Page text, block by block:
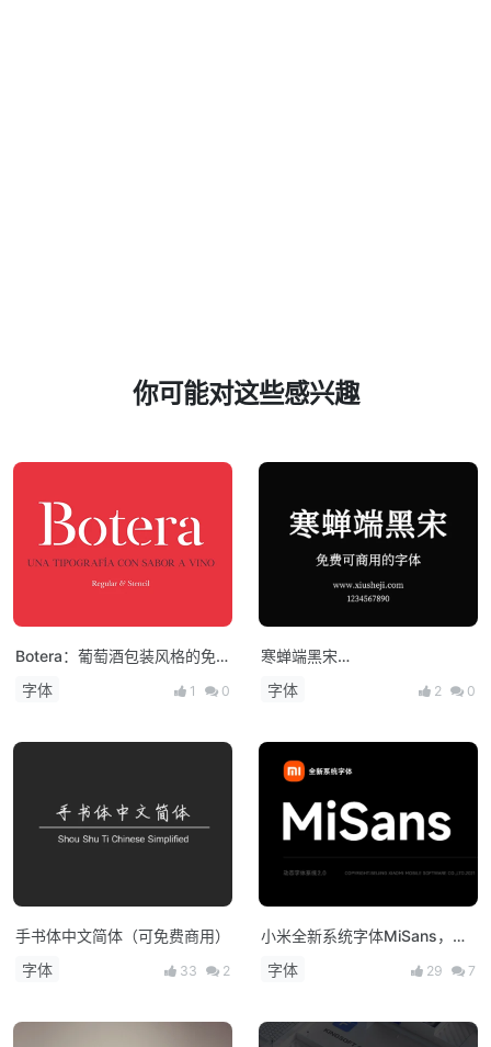
你可能对这些感兴趣
Botera：葡萄酒包装风格的免
费字体
字体 1 0
寒蝉端黑宋
（ChillDuanHeiSong）免费商
用！
字体 2 0
手书体中文简体（可免费商用）
字体
33 2
小米全新系统字体MiSans，开
放下载可免费商用！
字体 29 7